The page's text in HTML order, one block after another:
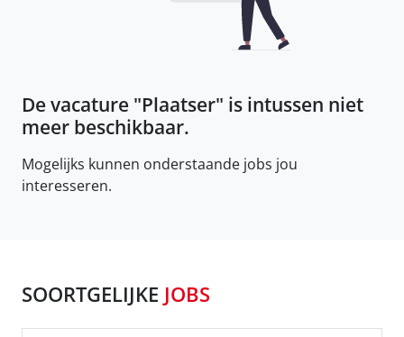
De vacature "Plaatser" is intussen niet
meer beschikbaar.
Mogelijks kunnen onderstaande jobs jou
interesseren.
SOORTGELIJKE JOBS